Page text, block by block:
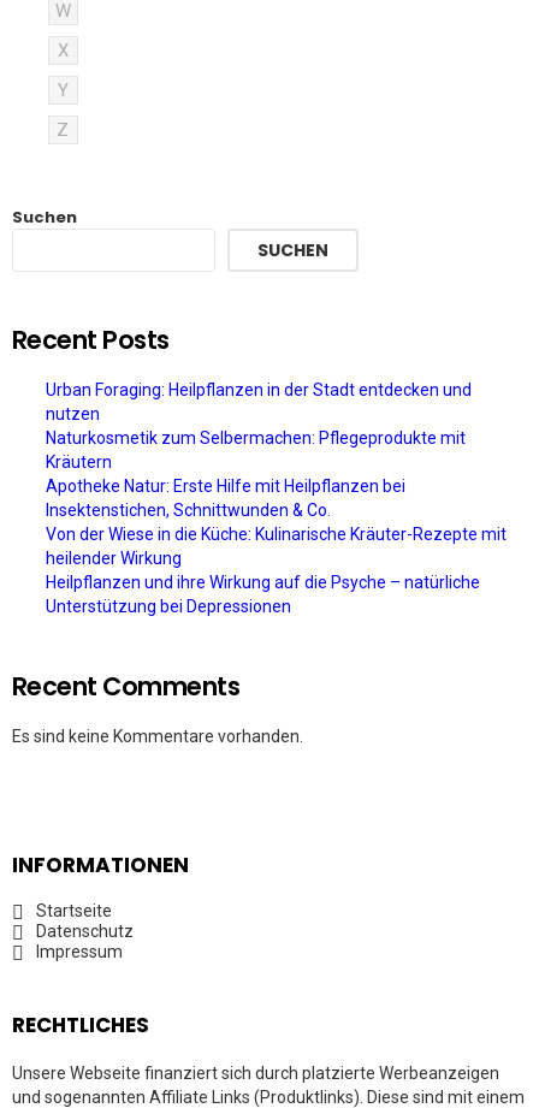
W
X
Y
Z
Suchen
SUCHEN
Recent Posts
Urban Foraging: Heilpflanzen in der Stadt entdecken und
nutzen
Naturkosmetik zum Selbermachen: Pflegeprodukte mit
Kräutern
Apotheke Natur: Erste Hilfe mit Heilpflanzen bei
Insektenstichen, Schnittwunden & Co.
Von der Wiese in die Küche: Kulinarische Kräuter-Rezepte mit
heilender Wirkung
Heilpflanzen und ihre Wirkung auf die Psyche – natürliche
Unterstützung bei Depressionen
Recent Comments
Es sind keine Kommentare vorhanden.
INFORMATIONEN
Startseite
Datenschutz
Impressum
RECHTLICHES
Unsere Webseite finanziert sich durch platzierte Werbeanzeigen
und sogenannten Affiliate Links (Produktlinks). Diese sind mit einem